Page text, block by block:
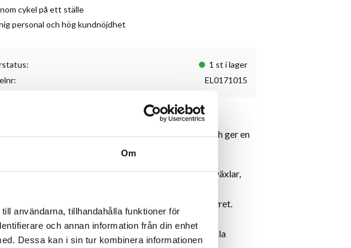
Om
användarna, tillhandahålla funktioner för
och annan information från din enhet
Dessa kan i sin tur kombinera informationen
cykel på ett ställe
personal och hög kundnöjdhet
1 st i lager
EL0171015
XR är en precis och innovativ cykeltrainer för
med Zwift-integration. Enkel att använda och ger en
kompatibilitet:Passar cyklar med 8 - 12 växlar,
Växla mellan 24 växlar direkt från styret.
effekt mätning:Precision på ±1,5%.
Jämn effekt och enkla